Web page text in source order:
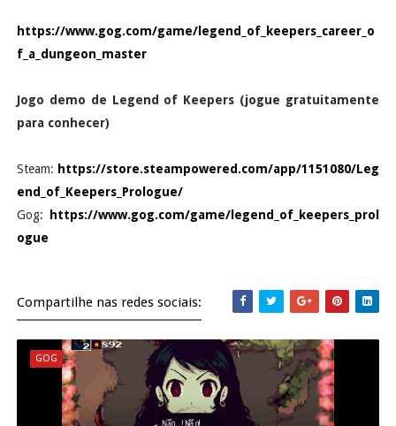
https://www.gog.com/game/legend_of_keepers_career_o
f_a_dungeon_master
Jogo demo de Legend of Keepers (jogue gratuitamente
para conhecer)
Steam: https://store.steampowered.com/app/1151080/Leg
end_of_Keepers_Prologue/
Gog:
https://www.gog.com/game/legend_of_keepers_prol
ogue
Compartilhe nas redes sociais:
GOG